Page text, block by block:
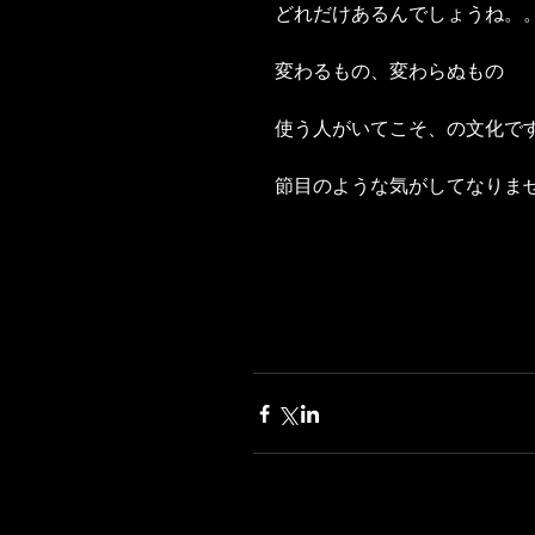
どれだけあるんでしょうね。
変わるもの、変わらぬもの
使う人がいてこそ、の文化で
節目のような気がしてなりま